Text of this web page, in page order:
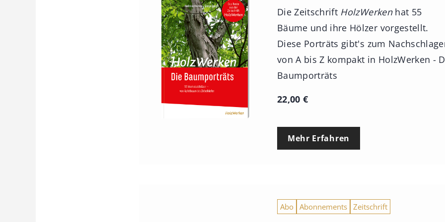
Die Zeitschrift HolzWerkenhat 55
Bäume und ihre Hölzer vorgestellt.
Diese Porträts gibt's zum
von A bis Z kompakt in HolzWerken -
Baumporträts
22,00 €
Mehr Erfahren
Abo Abonnements Zeitschrift